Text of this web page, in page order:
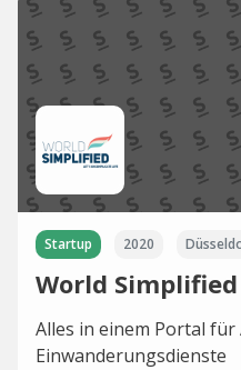
Startup 2020
World Simplified
Alles in einem Portal für
Einwanderungsdienste